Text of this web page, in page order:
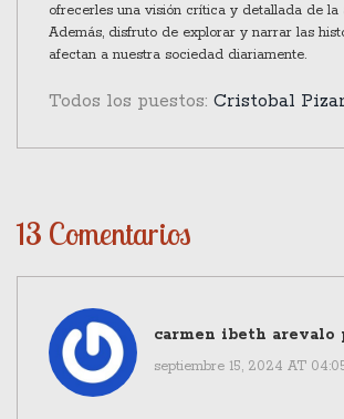
ofrecerles una visión crítica y detallada de la
Además, disfruto de explorar y narrar las
afectan a nuestra sociedad diariamente.
Todos los puestos: Cristobal
13 Comentarios
carmen ibeth arevalo
septiembre 15, 2024 AT